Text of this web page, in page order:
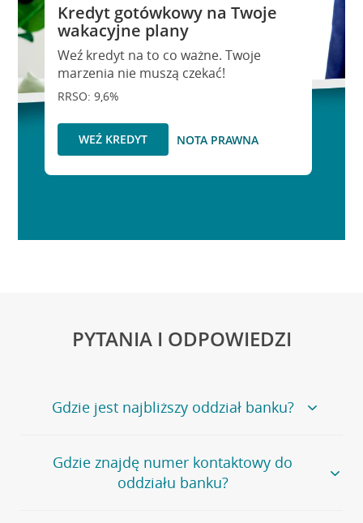
Kredyt gotówkowy na Twoje
wakacyjne plany
Weź kredyt na to co ważne. Twoje
marzenia nie muszą czekać!
RRSO: 9,6%
WEŹ KREDYT NOTA PRAWNA
PYTANIA I ODPOWIEDZI
Gdzie jest najbliższy oddział banku?
Jeśli szukasz oddziału naszego banku, zapraszamy na
stronęPlacówki i bankomaty, na której znajduje się
wygodna wyszukiwarka.
Gdzie znajdę numer kontaktowy do
oddziału banku?